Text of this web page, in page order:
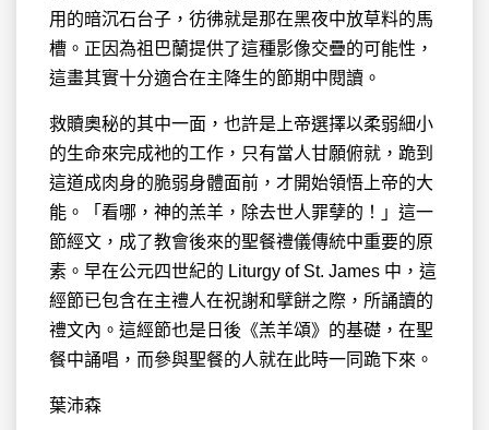
用的暗沉石台子，彷彿就是那在黑夜中放草料的馬
槽。正因為祖巴蘭提供了這種影像交疊的可能性，
這畫其實十分適合在主降生的節期中閱讀。
救贖奧秘的其中一面，也許是上帝選擇以柔弱細小
的生命來完成衪的工作，只有當人甘願俯就，跪到
這道成肉身的脆弱身體面前，才開始領悟上帝的大
能。「看哪，神的羔羊，除去世人罪孽的！」這一
節經文，成了教會後來的聖餐禮儀傳統中重要的原
素。早在公元四世紀的 Liturgy of St. James 中，這
經節已包含在主禮人在祝謝和擘餅之際，所誦讀的
禮文內。這經節也是日後《羔羊頌》的基礎，在聖
餐中誦唱，而參與聖餐的人就在此時一同跪下來。
葉沛森